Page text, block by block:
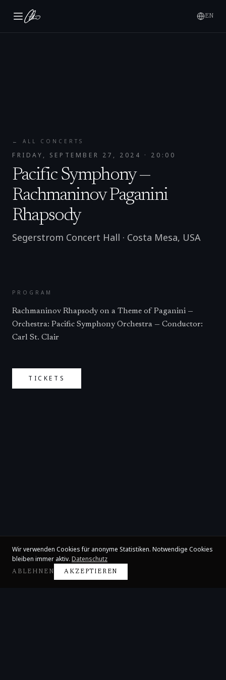
EN
← ALL CONCERTS
FRIDAY, SEPTEMBER 27, 2024 · 20:00
Pacific Symphony —
Rachmaninov Paganini
Rhapsody
Segerstrom Concert Hall · Costa Mesa, USA
PROGRAM
Rachmaninov Rhapsody on a Theme of Paganini —
Orchestra: Pacific Symphony Orchestra — Conductor:
Carl St. Clair
TICKETS
Wir verwenden Cookies für anonyme Statistiken. Notwendige Cookies
bleiben immer aktiv. Datenschutz
ABLEHNEN AKZEPTIEREN